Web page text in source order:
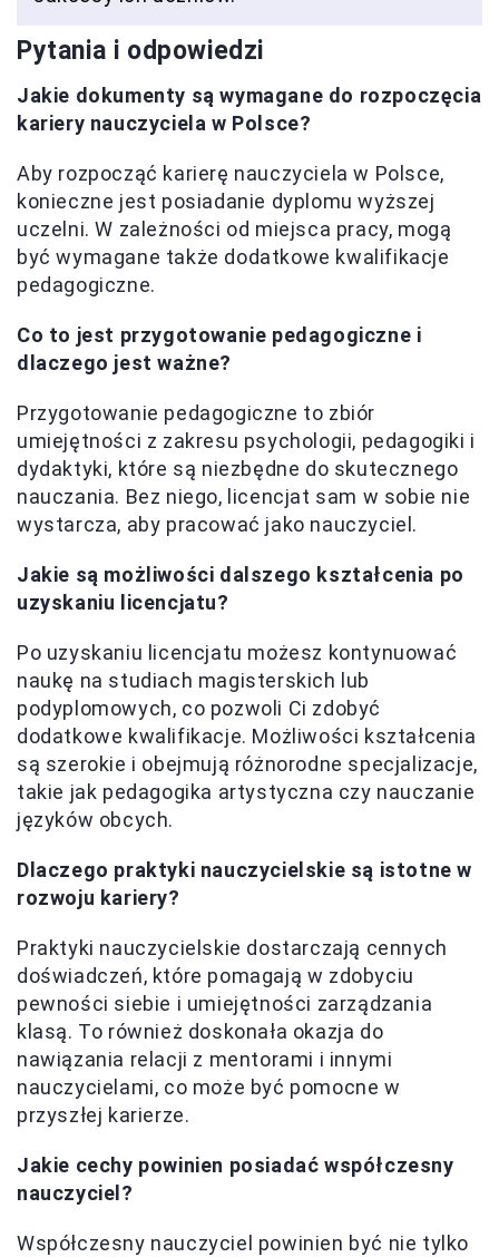
Pytania i odpowiedzi
Jakie dokumenty są wymagane do rozpoczęcia
kariery nauczyciela w Polsce?
Aby rozpocząć karierę nauczyciela w Polsce,
konieczne jest posiadanie dyplomu wyższej
uczelni. W zależności od miejsca pracy, mogą
być wymagane także dodatkowe kwalifikacje
pedagogiczne.
Co to jest przygotowanie pedagogiczne i
dlaczego jest ważne?
Przygotowanie pedagogiczne to zbiór
umiejętności z zakresu psychologii, pedagogiki i
dydaktyki, które są niezbędne do skutecznego
nauczania. Bez niego, licencjat sam w sobie nie
wystarcza, aby pracować jako nauczyciel.
Jakie są możliwości dalszego kształcenia po
uzyskaniu licencjatu?
Po uzyskaniu licencjatu możesz kontynuować
naukę na studiach magisterskich lub
podyplomowych, co pozwoli Ci zdobyć
dodatkowe kwalifikacje. Możliwości kształcenia
są szerokie i obejmują różnorodne specjalizacje,
takie jak pedagogika artystyczna czy nauczanie
języków obcych.
Dlaczego praktyki nauczycielskie są istotne w
rozwoju kariery?
Praktyki nauczycielskie dostarczają cennych
doświadczeń, które pomagają w zdobyciu
pewności siebie i umiejętności zarządzania
klasą. To również doskonała okazja do
nawiązania relacji z mentorami i innymi
nauczycielami, co może być pomocne w
przyszłej karierze.
Jakie cechy powinien posiadać współczesny
nauczyciel?
Współczesny nauczyciel powinien być nie tylko